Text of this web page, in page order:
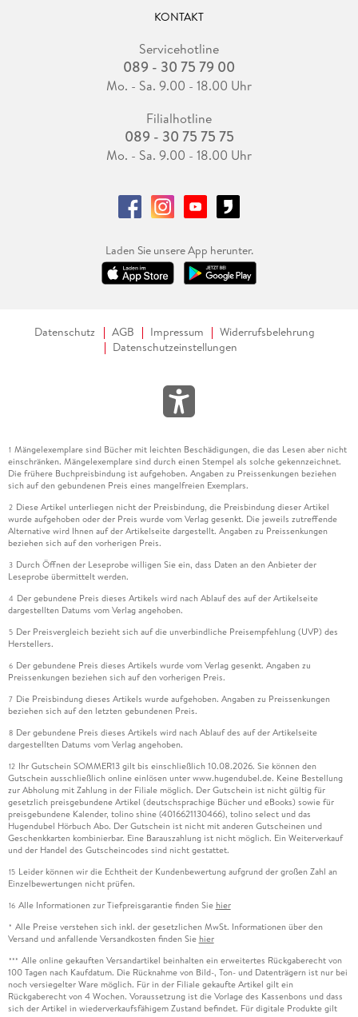
KONTAKT
Servicehotline
089 - 30 75 79 00
Mo. - Sa. 9.00 - 18.00 Uhr
Filialhotline
089 - 30 75 75 75
Mo. - Sa. 9.00 - 18.00 Uhr
Laden Sie unsere App herunter.
Datenschutz AGB Impressum
Widerrufsbelehrung
Datenschutzeinstellungen
1 Mängelexemplare sind Bücher mit leichten Beschädigungen, die das Lesen aber nicht
einschränken. Mängelexemplare sind durch einen Stempel als solche gekennzeichnet.
Die frühere Buchpreisbindung ist aufgehoben. Angaben zu Preissenkungen beziehen
sich auf den gebundenen Preis eines mangelfreien Exemplars.
2 Diese Artikel unterliegen nicht der Preisbindung, die Preisbindung dieser Artikel
wurde aufgehoben oder der Preis wurde vom Verlag gesenkt. Die jeweils zutreffende
Alternative wird Ihnen auf der Artikelseite dargestellt. Angaben zu Preissenkungen
beziehen sich auf den vorherigen Preis.
3 Durch Öffnen der Leseprobe willigen Sie ein, dass Daten an den Anbieter der
Leseprobe übermittelt werden.
4 Der gebundene Preis dieses Artikels wird nach Ablauf des auf der Artikelseite
dargestellten Datums vom Verlag angehoben.
5 Der Preisvergleich bezieht sich auf die unverbindliche Preisempfehlung (UVP) des
Herstellers.
6 Der gebundene Preis dieses Artikels wurde vom Verlag gesenkt. Angaben zu
Preissenkungen beziehen sich auf den vorherigen Preis.
7 Die Preisbindung dieses Artikels wurde aufgehoben. Angaben zu Preissenkungen
beziehen sich auf den letzten gebundenen Preis.
8 Der gebundene Preis dieses Artikels wird nach Ablauf des auf der Artikelseite
dargestellten Datums vom Verlag angehoben.
12 Ihr Gutschein SOMMER13 gilt bis einschließlich 10.08.2026. Sie können den
Gutschein ausschließlich online einlösen unter www.hugendubel.de. Keine Bestellung
zur Abholung mit Zahlung in der Filiale möglich. Der Gutschein ist nicht gültig für
gesetzlich preisgebundene Artikel (deutschsprachige Bücher und eBooks) sowie für
preisgebundene Kalender, tolino shine (4016621130466), tolino select und das
Hugendubel Hörbuch Abo. Der Gutschein ist nicht mit anderen Gutscheinen und
Geschenkkarten kombinierbar. Eine Barauszahlung ist nicht möglich. Ein Weiterverkauf
und der Handel des Gutscheincodes sind nicht gestattet.
15 Leider können wir die Echtheit der Kundenbewertung aufgrund der großen Zahl an
Einzelbewertungen nicht prüfen.
16 Alle Informationen zur Tiefpreisgarantie finden Sie hier
* Alle Preise verstehen sich inkl. der gesetzlichen MwSt. Informationen über den
Versand und anfallende Versandkosten finden Sie hier
*** Alle online gekauften Versandartikel beinhalten ein erweitertes Rückgaberecht von
100 Tagen nach Kaufdatum. Die Rücknahme von Bild-, Ton- und Datenträgern ist nur bei
noch versiegelter Ware möglich. Für in der Filiale gekaufte Artikel gilt ein
Rückgaberecht von 4 Wochen. Voraussetzung ist die Vorlage des Kassenbons und dass
sich der Artikel in wiederverkaufsfähigem Zustand befindet. Für digitale Produkte gilt